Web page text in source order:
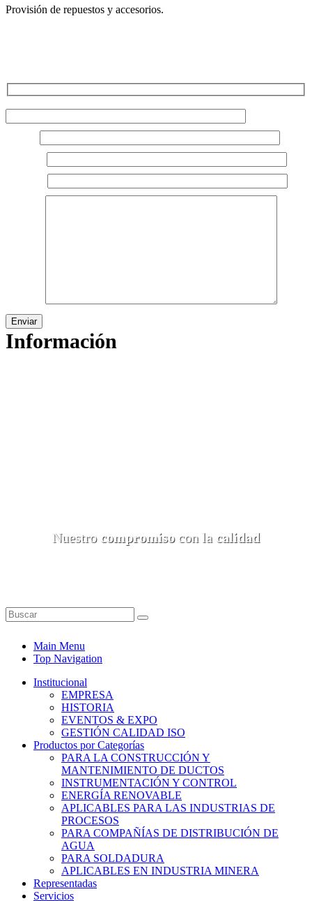
Provisión de repuestos y accesorios.
Información
Nuestro compromisocon la calidad
Main Menu
Top Navigation
Institucional
EMPRESA
HISTORIA
EVENTOS & EXPO
GESTIÓN CALIDAD ISO
Productos por Categorías
PARA LA CONSTRUCCIÓN Y
MANTENIMIENTO DE DUCTOS
INSTRUMENTACIÓN Y CONTROL
ENERGÍA RENOVABLE
APLICABLES PARA LAS INDUSTRIAS DE
PROCESOS
PARA COMPAÑÍAS DE DISTRIBUCIÓN DE
AGUA
PARA SOLDADURA
APLICABLES EN INDUSTRIA MINERA
Representadas
Servicios